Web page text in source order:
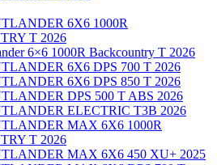
6X6 1000R
T 2026
6×6 1000R Backcountry T 2026
6X6 DPS 700 T 2026
6X6 DPS 850 T 2026
DPS 500 T ABS 2026
ELECTRIC T3B 2026
MAX 6X6 1000R
T 2026
MAX 6X6 450 XU+ 2025